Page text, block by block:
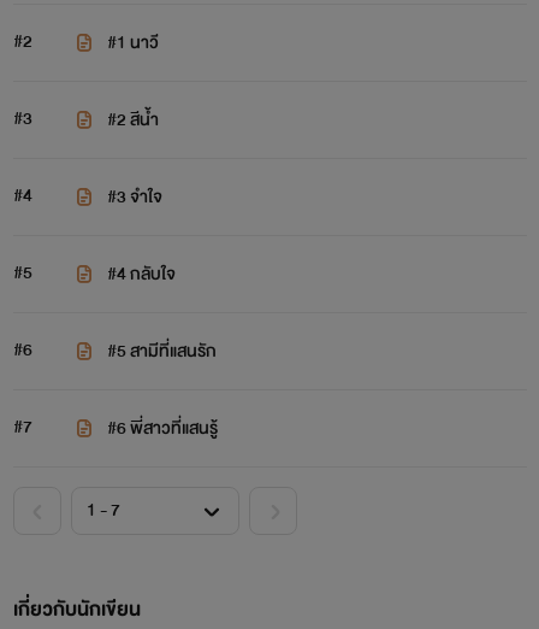
#2 #1 นาวี
#3 #2 สีน้ำ
#4 #3 จำใจ
#5 #4 กลับใจ
#6 #5 สามีที่แสนรัก
#7 #6 พี่สาวที่แสนรู้
เกี่ยวกับนักเขียน